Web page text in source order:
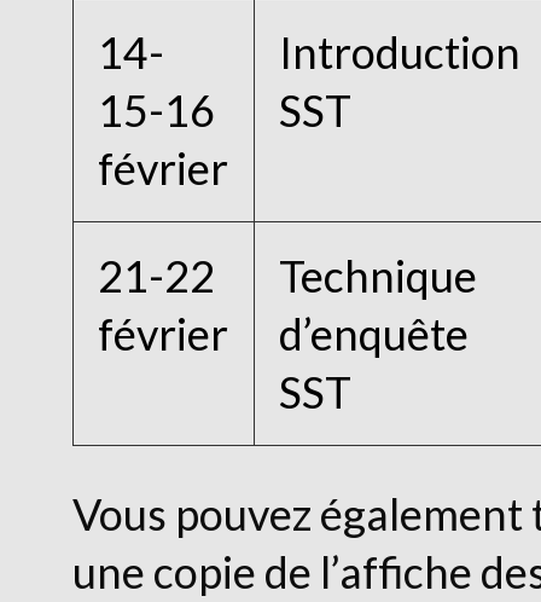
14-
15-16
février
Introduction
SST
21-22
février
Technique
d’enquête
SST
Vous pouvez
une copie de l’affiche